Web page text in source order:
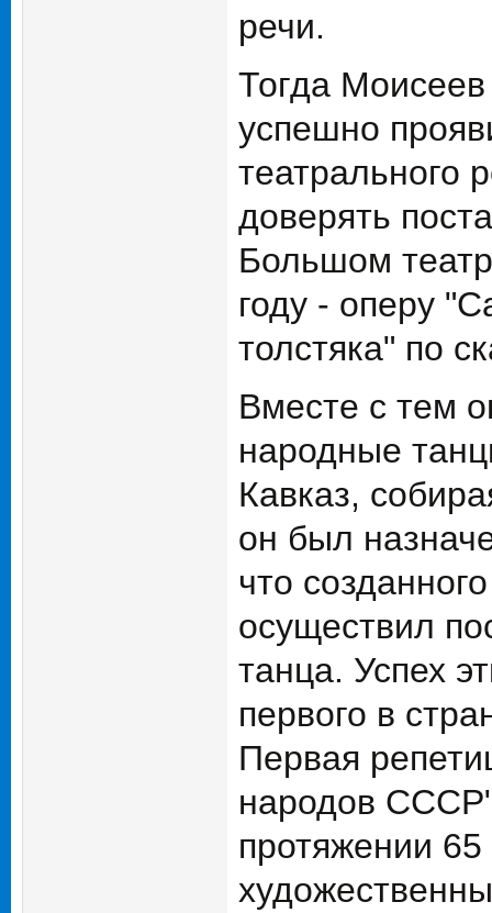
речи.
Тогда
успешно
театрального
доверять
Большом
году - оперу
толстяка" по
Вместе с тем
народные
Кавказ,
он был
что
осуществил
танца. Успех
первого в
Первая
народов
протяжении